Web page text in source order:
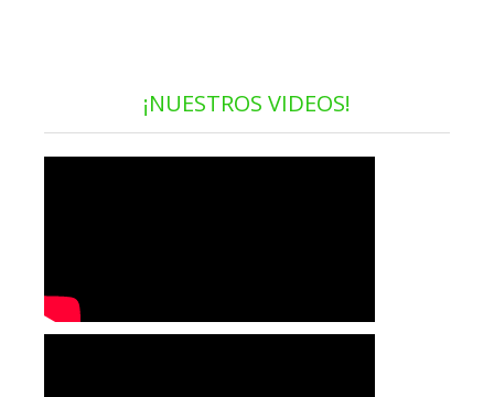
¡NUESTROS VIDEOS!